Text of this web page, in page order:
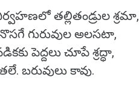
తల్లితండ్రుల శ్రమా,
గురువుల అలసటా,
పెద్దలు చూపే శ్రద్ధా,
బరువులు కావు.